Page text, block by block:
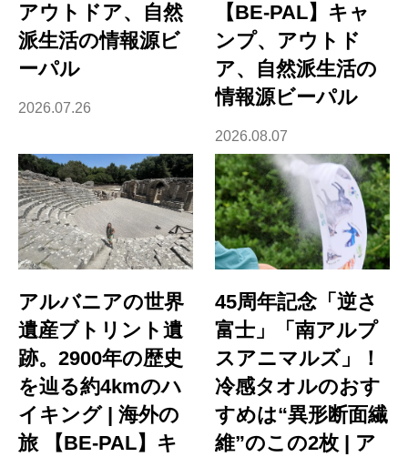
アウトドア、自然
派生活の情報源ビ
ーパル
2026.07.26
【BE-PAL】キャ
ンプ、アウトド
ア、自然派生活の
情報源ビーパル
2026.08.07
アルバニアの世界
遺産ブトリント遺
跡。2900年の歴史
を辿る約4kmのハ
イキング | 海外の
旅 【BE-PAL】キ
45周年記念「逆さ
富士」「南アルプ
スアニマルズ」！
冷感タオルのおす
すめは“異形断面繊
維”のこの2枚 | ア